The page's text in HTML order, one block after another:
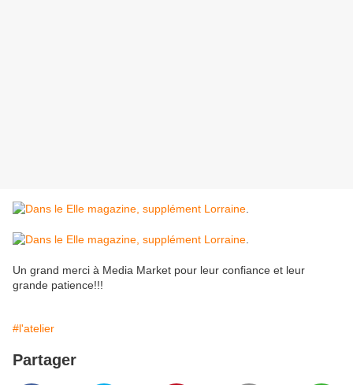
Un grand merci à Media Market pour leur confiance et leur
grande patience!!!
#l'atelier
Partager